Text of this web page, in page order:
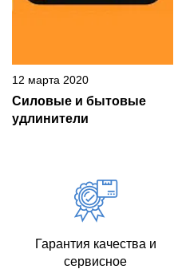
12 марта 2020
Силовые и бытовые
удлинители
Гарантия качества и
сервисное